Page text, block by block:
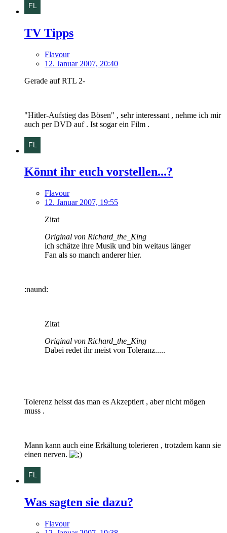
TV Tipps
Flavour
12. Januar 2007, 20:40
Gerade auf RTL 2-
"Hitler-Aufstieg das Bösen" , sehr interessant , nehme ich mir
auch per DVD auf . Ist sogar ein Film .
Könnt ihr euch vorstellen...?
Flavour
12. Januar 2007, 19:55
Zitat
Original von Richard_the_King
ich schätze ihre Musik und bin weitaus länger
Fan als so manch anderer hier.
:naund:
Zitat
Original von Richard_the_King
Dabei redet ihr meist von Toleranz.....
Tolerenz heisst das man es Akzeptiert , aber nicht mögen
muss .
Mann kann auch eine Erkältung tolerieren , trotzdem kann sie
einen nerven.
Was sagten sie dazu?
Flavour